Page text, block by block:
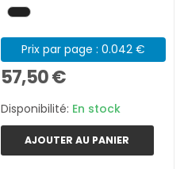
Prix par page : 0.042 €
57,50 €
Disponibilité: En stock
AJOUTER AU PANIER